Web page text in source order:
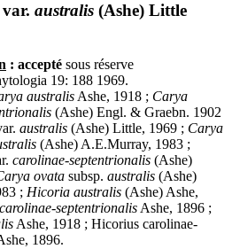
var. australis (Ashe) Little
: accepté sous réserve
19: 188 1969.
australis Ashe, 1918 ; Carya
(Ashe) Engl. & Graebn. 1902
australis (Ashe) Little, 1969 ; Carya
(Ashe) A.E.Murray, 1983 ;
carolinae-septentrionalis (Ashe)
ovata subsp. australis (Ashe)
; Hicoria australis (Ashe) Ashe,
septentrionalis Ashe, 1896 ;
Ashe, 1918 ; Hicorius carolinae-
1896.